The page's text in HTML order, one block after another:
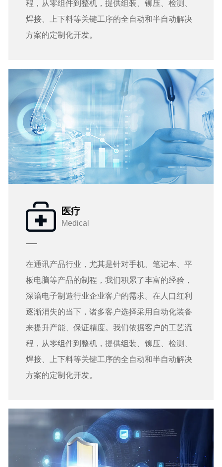
程，从零组件到整机，提供组装、铆压、检测、
焊接、上下料等关键工序的全自动和半自动解决
方案的定制化开发。
医疗
Medical
在通讯产品行业，尤其是针对手机、笔记本、平
板电脑等产品的制程，我们积累了丰富的经验，
深谙电子制造行业企业客户的需求。在人口红利
逐渐消失的当下，诸多客户选择采用自动化装备
来提升产能、保证精度。我们依据客户的工艺流
程，从零组件到整机，提供组装、铆压、检测、
焊接、上下料等关键工序的全自动和半自动解决
方案的定制化开发。